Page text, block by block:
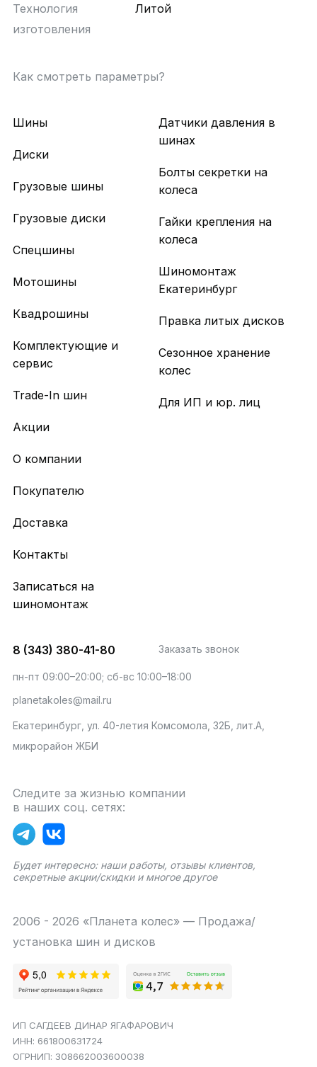
Технология
изготовления
Литой
Как смотреть параметры?
Шины
Диски
Грузовые шины
Грузовые диски
Спецшины
Мотошины
Квадрошины
Комплектующие и
сервис
Trade-In шин
Акции
Датчики давления в
шинах
Болты секретки на
колеса
Гайки крепления на
колеса
Шиномонтаж
Екатеринбург
Правка литых дисков
Сезонное хранение
колес
Для ИП и юр. лиц
О компании
Покупателю
Доставка
Контакты
Записаться на
шиномонтаж
8 (343) 380-41-80 Заказать звонок
пн-пт 09:00–20:00; сб-вс 10:00–18:00
planetakoles@mail.ru
Екатеринбург, ул. 40-летия Комсомола, 32Б, лит.А,
микрорайон ЖБИ
Следите за жизнью компании
в наших соц. сетях:
Будет интересно: наши работы, отзывы клиентов,
секретные акции/скидки и многое другое
2006 - 2026 «Планета колес» — Продажа/
установка шин и дисков
ИП САГДЕЕВ ДИНАР ЯГАФАРОВИЧ
ИНН: 661800631724
ОГРНИП: 308662003600038